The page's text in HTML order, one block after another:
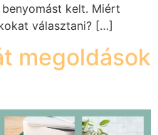
kelt. Miért
választani? […]
megoldások